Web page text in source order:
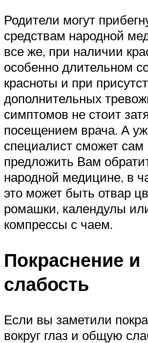
Родители могут
средствам народной
все же, при наличии
особенно длительном
красноты и при
дополнительных
симптомов не стоит
посещением врача. А
специалист сможет сам
предложить Вам
народной медицине, в
это может быть отвар
ромашки, календулы
компрессы с чаем.
Покраснение и
слабость
Если вы заметили
вокруг глаз и общую